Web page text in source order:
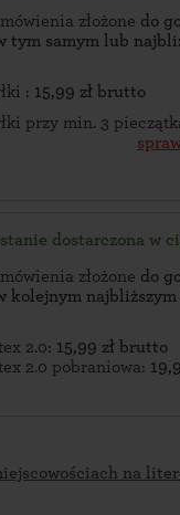
złożone do
tym samym lub
: 15,99 zł brutto
przy min. 3
dostarczona w
złożone do
kolejnym
2.0: 15,99 zł brutto
2.0 pobraniowa:
na